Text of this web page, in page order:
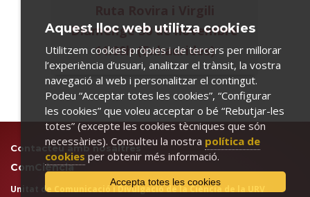
Diumenge 30 de novembre
11:00h (Exhaurides)
Contacteu amb nosaltres
ComCiència
Unitat de Comunicació i Divulgació de la Ciència de la URV
Aquest lloc web utilitza cookies
Utilitzem cookies pròpies i de tercers per millorar
l’experiència d’usuari, analitzar el trànsit, la vostra
navegació al web i personalitzar el contingut.
Podeu “Acceptar totes les cookies”, “Configurar
les cookies” que voleu acceptar o bé “Rebutjar-les
totes” (excepte les cookies tècniques que són
necessàries). Consulteu la nostra política de
cookies per obtenir més informació.
Accepta totes les cookies